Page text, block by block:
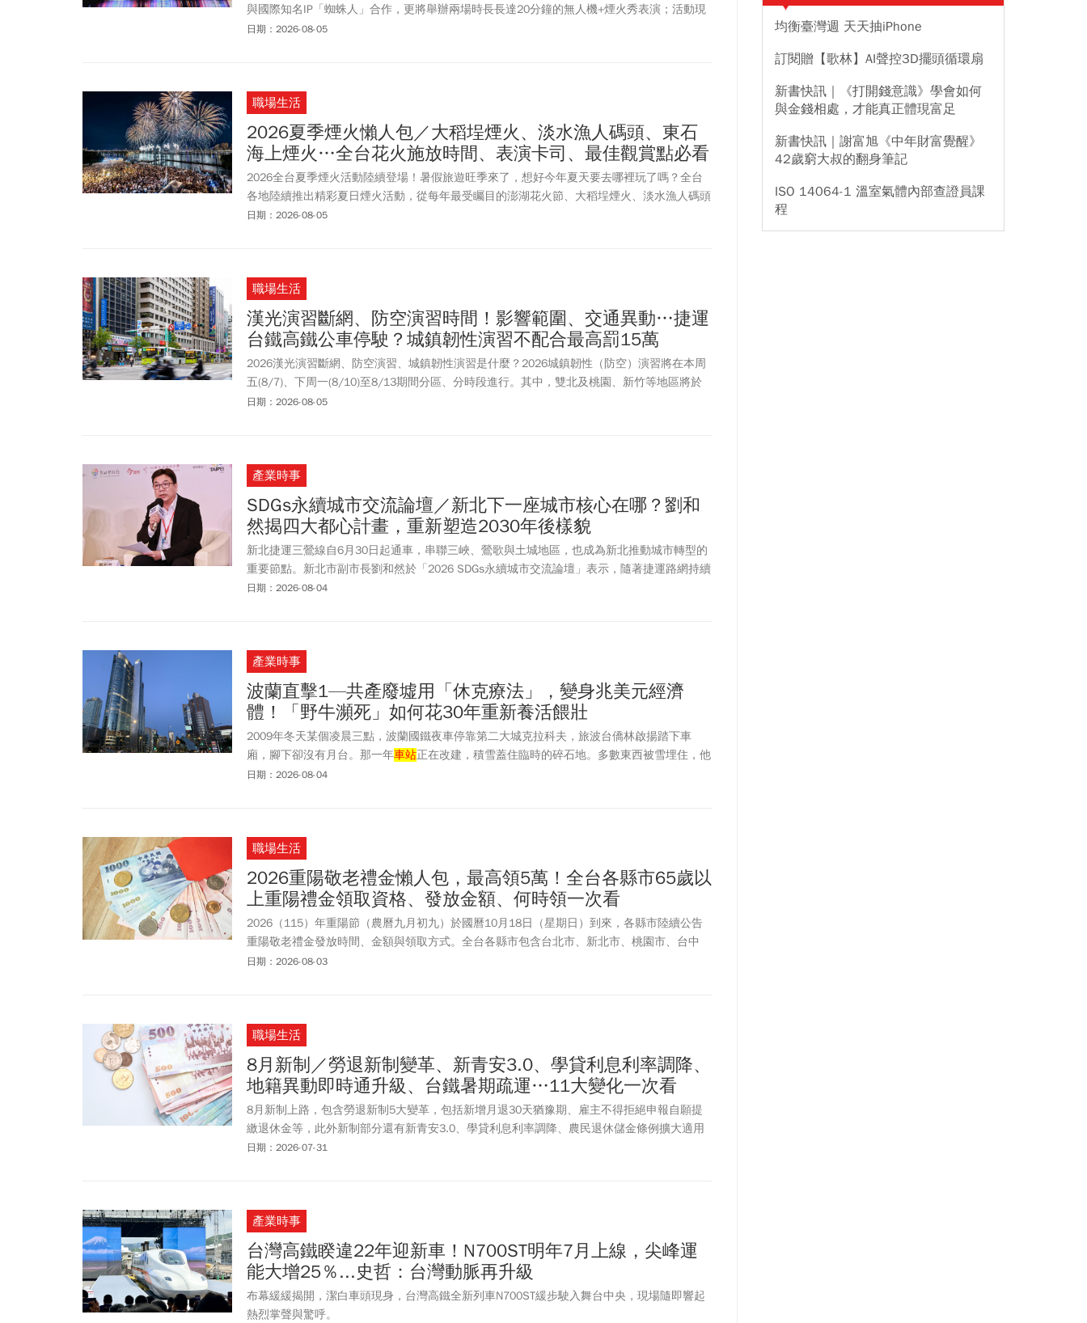
與國際知名IP「蜘蛛人」合作，更將舉辦兩場時長長達20分鐘的無人機+煙火秀表演；活動現
場還有9米高的巨型蜘蛛人氣偶供粉絲們打卡拍照。2026大稻埕煙火秀時間、亮點、交通指引
日期：2026-08-05
職場生活
2026夏季煙火懶人包／大稻埕煙火、淡水漁人碼頭、東石
海上煙火…全台花火施放時間、表演卡司、最佳觀賞點必看
2026全台夏季煙火活動陸續登場！暑假旅遊旺季來了，想好今年夏天要去哪裡玩了嗎？全台
各地陸續推出精彩夏日煙火活動，從每年最受矚目的澎湖花火節、大稻埕煙火、淡水漁人碼頭
煙火秀，到慶祝捷運三鶯線通車的限定煙火展演，還有2026日月潭花火音樂嘉年華、2026南
日期：2026-08-05
職場生活
漢光演習斷網、防空演習時間！影響範圍、交通異動…捷運
台鐵高鐵公車停駛？城鎮韌性演習不配合最高罰15萬
2026漢光演習斷網、防空演習、城鎮韌性演習是什麼？2026城鎮韌性（防空）演習將在本周
五(8/7)、下周一(8/10)至8/13期間分區、分時段進行。其中，雙北及桃園、新竹等地區將於
8/13實施，屆時除了將進行避難演習之外，也將實施交通管制，捷運、台鐵及高鐵列車皆正
鎮韌性演習需要注意什麼？若違反規定會罰錢嗎？
日期：2026-08-05
產業時事
SDGs永續城市交流論壇／新北下一座城市核心在哪？劉和
然揭四大都心計畫，重新塑造2030年後樣貌
新北捷運三鶯線自6月30日起通車，串聯三峽、鶯歌與土城地區，也成為新北推動城市轉型的
重要節點。新北市副市長劉和然於「2026 SDGs永續城市交流論壇」表示，隨著捷運路網持續
擴張，新北將從過去「三環六線」逐步邁向「四環八線」，串聯台北、桃園等北部城市生活
日期：2026-08-04
產業時事
波蘭直擊1—共產廢墟用「休克療法」，變身兆美元經濟
體！「野牛瀕死」如何花30年重新養活餵壯
2009年冬天某個凌晨三點，波蘭國鐵夜車停靠第二大城克拉科夫，旅波台僑林啟揚踏下車
廂，腳下卻沒有月台。那一年車站正在改建，積雪蓋住臨時的碎石地。多數東西被雪埋住，他
當下的感受是：這裡看起來比台灣還落後很多。10多年後，同一棟廢棄的舊火
日期：2026-08-04
職場生活
2026重陽敬老禮金懶人包，最高領5萬！全台各縣市65歲以
上重陽禮金領取資格、發放金額、何時領一次看
2026（115）年重陽節（農曆九月初九）於國曆10月18日（星期日）到來，各縣市陸續公告
重陽敬老禮金發放時間、金額與領取方式。全台各縣市包含台北市、新北市、桃園市、台中
市、台南市、高雄市等縣市地方政府，針對65歲(原住民55歲)以上長者發放敬老禮金。各縣市
日期：2026-08-03
職場生活
8月新制／勞退新制變革、新青安3.0、學貸利息利率調降、
地籍異動即時通升級、台鐵暑期疏運…11大變化一次看
8月新制上路，包含勞退新制5大變革，包括新增月退30天猶豫期、雇主不得拒絕申報自願提
繳退休金等，此外新制部分還有新青安3.0、學貸利息利率調降、農民退休儲金條例擴大適用
對象、地籍異動即時通升級，以及建築光電新制上路等，都將於8月1日實施。另，暑假出遊務
日期：2026-07-31
產業時事
台灣高鐵睽違22年迎新車！N700ST明年7月上線，尖峰運
能大增25％...史哲：台灣動脈再升級
布幕緩緩揭開，潔白車頭現身，台灣高鐵全新列車N700ST緩步駛入舞台中央，現場隨即響起
熱烈掌聲與驚呼。
均衡臺灣週 天天抽iPhone
訂閱贈【歌林】AI聲控3D擺頭循環扇
新書快訊｜《打開錢意識》學會如何
與金錢相處，才能真正體現富足
新書快訊｜謝富旭《中年財富覺醒》
42歲窮大叔的翻身筆記
ISO 14064-1 溫室氣體內部查證員課
程